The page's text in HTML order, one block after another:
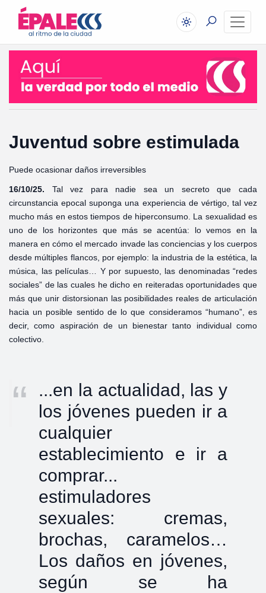
Juventud sobre estimulada
Puede ocasionar daños irreversibles
16/10/25. Tal vez para nadie sea un secreto que cada
circunstancia epocal suponga una experiencia de vértigo, tal vez
mucho más en estos tiempos de hiperconsumo. La sexualidad es
uno de los horizontes que más se acentúa: lo vemos en la
manera en cómo el mercado invade las conciencias y los cuerpos
desde múltiples flancos, por ejemplo: la industria de la estética, la
música, las películas… Y por supuesto, las denominadas “redes
sociales” de las cuales he dicho en reiteradas oportunidades que
más que unir distorsionan las posibilidades reales de articulación
hacia un posible sentido de lo que consideramos “humano”, es
decir, como aspiración de un bienestar tanto individual como
colectivo.
...en la actualidad, las y
los jóvenes pueden ir a
cualquier
establecimiento e ir a
comprar...
estimuladores
sexuales: cremas,
brochas, caramelos…
Los daños en jóvenes,
según se ha